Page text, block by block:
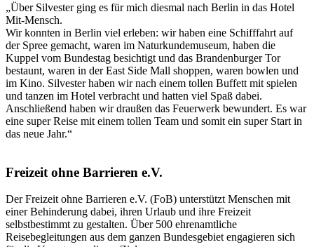
„Über Silvester ging es für mich diesmal nach Berlin in das Hotel
Mit-Mensch.
Wir konnten in Berlin viel erleben: wir haben eine Schifffahrt auf
der Spree gemacht, waren im Naturkundemuseum, haben die
Kuppel vom Bundestag besichtigt und das Brandenburger Tor
bestaunt, waren in der East Side Mall shoppen, waren bowlen und
im Kino. Silvester haben wir nach einem tollen Buffett mit spielen
und tanzen im Hotel verbracht und hatten viel Spaß dabei.
Anschließend haben wir draußen das Feuerwerk bewundert. Es war
eine super Reise mit einem tollen Team und somit ein super Start in
das neue Jahr.“
Freizeit ohne Barrieren e.V.
Der Freizeit ohne Barrieren e.V. (FoB) unterstützt Menschen mit
einer Behinderung dabei, ihren Urlaub und ihre Freizeit
selbstbestimmt zu gestalten. Über 500 ehrenamtliche
Reisebegleitungen aus dem ganzen Bundesgebiet engagieren sich